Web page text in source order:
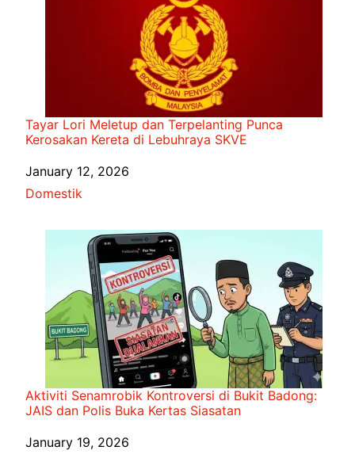
Tayar Lori Meletup dan Terpelanting Punca
Kerosakan Kereta di Lebuhraya SKVE
Date
January 12, 2026
In relation to
Domestik
Aktiviti Senamrobik Kontroversi di Bukit Badong:
JAIS dan Polis Buka Kertas Siasatan
Date
January 19, 2026